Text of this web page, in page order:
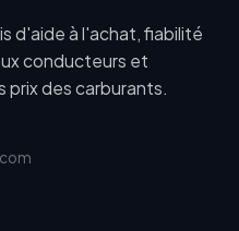
d'aide à l'achat, fiabilité
conducteurs et
prix des carburants.